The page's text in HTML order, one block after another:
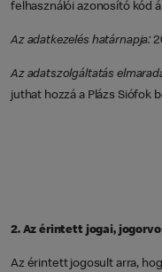
felhasználói azonosító kód
Az adatkezelés határnapja:
Az adatszolgáltatás
juthat hozzá a Plázs Siófok
2. Az érintett jogai,
Az érintett jogosult arra,